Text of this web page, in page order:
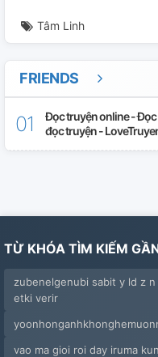
Tâm Linh
FRIENDS
Đọc truyện online - Đọc
đọc truyện -
TỪ KHÓA TÌM KIẾM
zubenelgenubi sabit y ld z
etki verir
vao ma gioi roi day iruma